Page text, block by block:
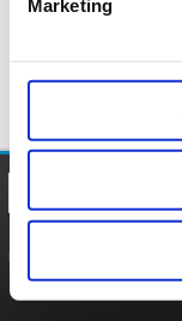
Marketing